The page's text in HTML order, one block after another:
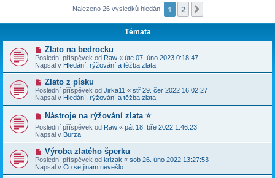
Nalezeno 26 výsledků hledání 1 2
Témata
N
o
v
ý
p
í
s
p
ě
e
k
Zlato na bedrocku
Poslední příspěvek od Raw « úte 07. úno 2023 0:18:47
Napsal v Hledání, rýžování a těžba zlata
N
o
v
ý
í
s
p
ě
e
k
Zlato z písku
Poslední příspěvek od Jirka11 « stř 29. čer 2022 16:02:27
Napsal v Hledání, rýžování a těžba zlata
N
o
v
ý
p
í
s
p
Nástroje na rýžování zlata ⭐️
Poslední příspěvek od Raw « pát 18. bře 2022 1:46:23
Napsal v Burza
N
o
v
ý
Výroba zlatého šperku
Poslední příspěvek od krizak « sob 26. úno 2022 13:27:53
Napsal v Co se jinam nevešlo